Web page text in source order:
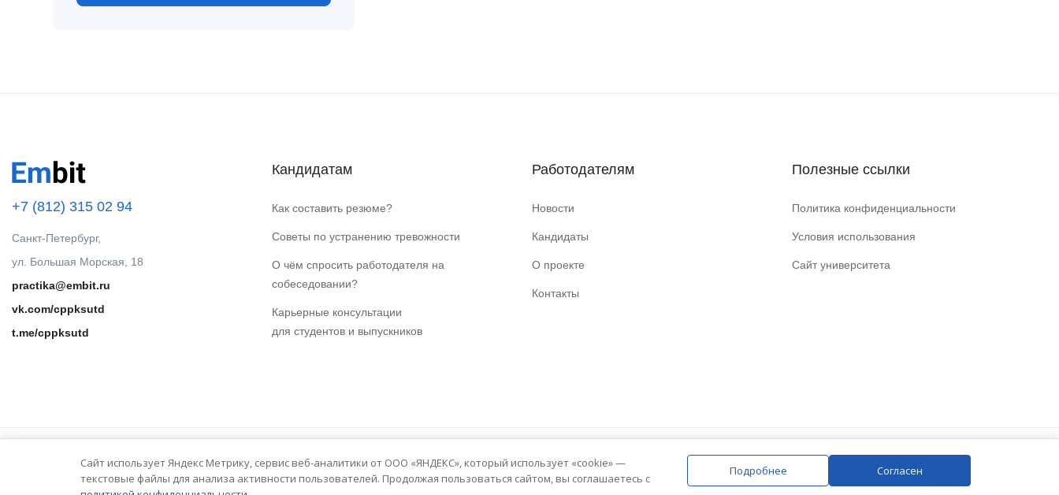
+7 (812) 315 02 94
Санкт-Петербург,
ул. Большая Морская, 18
practika@embit.ru
vk.com/cppksutd
t.me/cppksutd
Кандидатам
Как составить резюме?
Советы по устранению тревожности
О чём спросить работодателя на
собеседовании?
Карьерные консультации
для студентов и выпускников
Работодателям
Новости
Кандидаты
О проекте
Контакты
Полезные ссылки
Политика конфиденциальности
Условия использования
Сайт университета
© 2025 Embit. Все права защищены.
Сайт использует Яндекс Метрику, сервис веб-аналитики от ООО «ЯНДЕКС», который использует «cookie» —
текстовые файлы для анализа активности пользователей. Продолжая пользоваться сайтом, вы соглашаетесь с
Подробнее Согласен